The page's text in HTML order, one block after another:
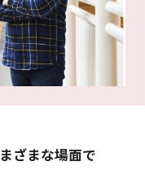
ざまな場面で